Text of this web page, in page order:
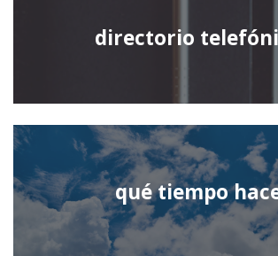
directorio
qué tiempo